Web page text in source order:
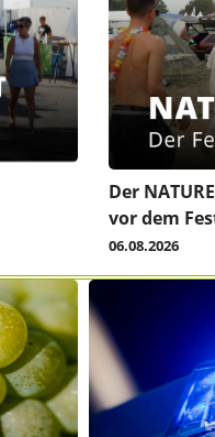
Der
vor dem
06.08.2026